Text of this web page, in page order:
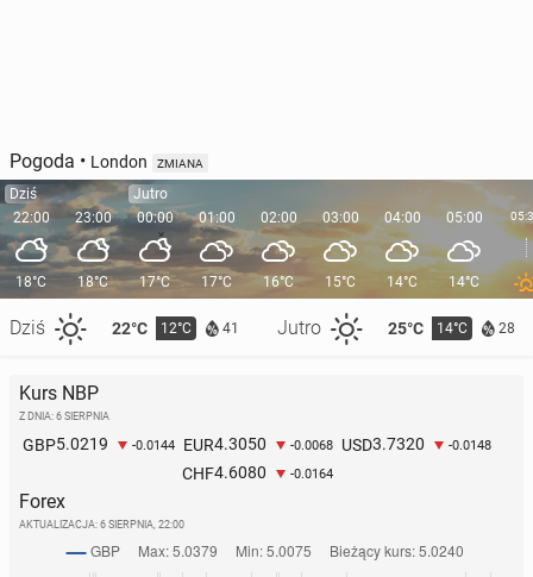
Pogoda • London ZMIANA
Dziś
22:00
18°C
Dziś 22°C 12°C 41 Jutro 25°C 14°C 28
23:00
18°C
Jutro
00:00
17°C
01:00
17°C
02:00
16°C
03:00
15°C
04:00
14°C
05:00
14°C
Kurs NBP
Z DNIA: 6 SIERPNIA
GBP5.0219 -0.0144 EUR4.3050 -0.0068 USD3.7320 -0.0148
CHF4.6080 -0.0164
Forex
AKTUALIZACJA: 6 SIERPNIA, 22:00